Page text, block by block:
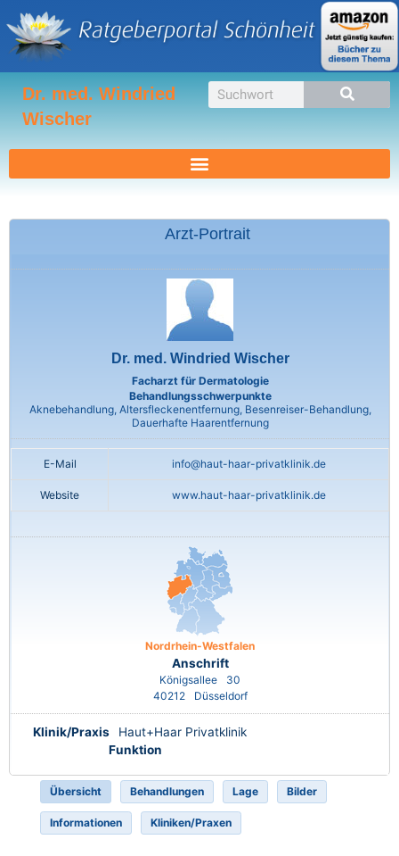
Inhalt
springen
Dr. med. Windried
Wischer
Suche
Arzt-Portrait
Dr. med. Windried Wischer
Facharzt für Dermatologie
Behandlungsschwerpunkte
Aknebehandlung, Altersfleckenentfernung, Besenreiser-Behandlung,
Dauerhafte Haarentfernung
E-Mail info@haut-haar-privatklinik.de
Website www.haut-haar-privatklinik.de
Nordrhein-Westfalen
Anschrift
Königsallee
30
40212
Düsseldorf
Klinik/Praxis
Haut+Haar Privatklinik
Funktion
Übersicht Behandlungen Lage Bilder
Informationen Kliniken/Praxen